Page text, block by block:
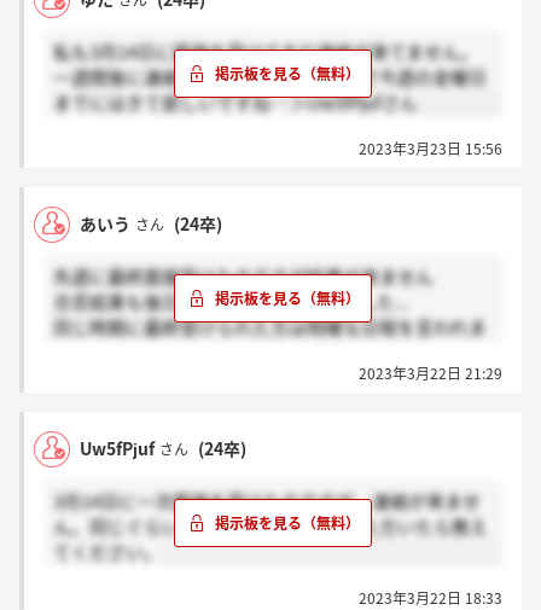
私も3月14日に面接を受けてまだ連絡が来てません。
一週間後に連絡しますと言っていたので今週の金曜日
までにはきて欲しいですね…＞Uw5fPjufさん
2023年3月23日 15:56
あいう さん (24卒)
先週に最終面接受けたのですが結果が来ません
合否結果も後日としか言われませんでした...
同じ時期に最終受けられた方は明確な日程を言われま
2023年3月22日 21:29
Uw5fPjuf さん (24卒)
3月14日に一次面接を受けたのですが、連絡が来ませ
ん。同じぐらいの時期に受けて連絡きた方いたら教え
てください。
2023年3月22日 18:33